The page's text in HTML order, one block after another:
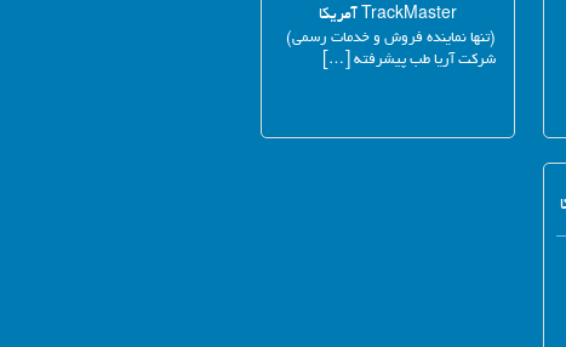
TrackMaster آمریکا
(تنها نماینده فروش و خدمات رسمی)
شرکت آریا طب پیشرفته […]